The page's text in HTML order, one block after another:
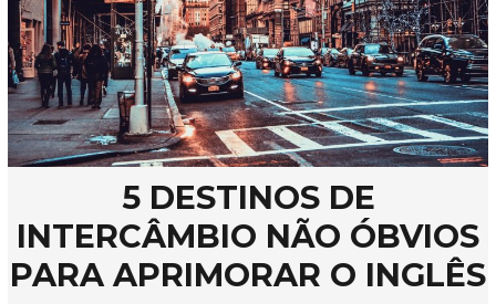
5 DESTINOS DE
INTERCÂMBIO NÃO ÓBVIOS
PARA APRIMORAR O INGLÊS